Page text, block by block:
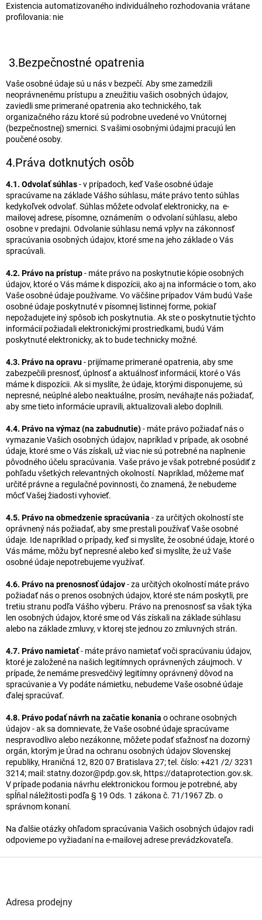
Existencia automatizovaného individuálneho rozhodovania vrátane
profilovania: nie
3.Bezpečnostné opatrenia
Vaše osobné údaje sú u nás v bezpečí. Aby sme zamedzili
neoprávnenému prístupu a zneužitiu vašich osobných údajov,
zaviedli sme primerané opatrenia ako technického, tak
organizačného rázu ktoré sú podrobne uvedené vo Vnútornej
(bezpečnostnej) smernici. S vašimi osobnými údajmi pracujú len
poučené osoby.
4.Práva dotknutých osôb
4.1. Odvolať súhlas- v prípadoch, keď Vaše osobné údaje
spracúvame na základe Vášho súhlasu, máte právo tento súhlas
kedykoľvek odvolať. Súhlas môžete odvolať elektronicky, na e-
mailovej adrese, písomne, oznámením o odvolaní súhlasu, alebo
osobne v predajni. Odvolanie súhlasu nemá vplyv na zákonnosť
spracúvania osobných údajov, ktoré sme na jeho základe o Vás
spracúvali.
4.2. Právo na prístup- máte právo na poskytnutie kópie osobných
údajov, ktoré o Vás máme k dispozícii, ako aj na informácie o tom, ako
Vaše osobné údaje používame. Vo väčšine prípadov Vám budú Vaše
osobné údaje poskytnuté v písomnej listinnej forme, pokiaľ
nepožadujete iný spôsob ich poskytnutia. Ak ste o poskytnutie týchto
informácií požiadali elektronickými prostriedkami, budú Vám
poskytnuté elektronicky, ak to bude technicky možné.
4.3. Právo na opravu- prijímame primerané opatrenia, aby sme
zabezpečili presnosť, úplnosť a aktuálnosť informácií, ktoré o Vás
máme k dispozícii. Ak si myslíte, že údaje, ktorými disponujeme, sú
nepresné, neúplné alebo neaktuálne, prosím, neváhajte nás požiadať,
aby sme tieto informácie upravili, aktualizovali alebo doplnili.
4.4. Právo na výmaz (na zabudnutie)- máte právo požiadať nás o
vymazanie Vašich osobných údajov, napríklad v prípade, ak osobné
údaje, ktoré sme o Vás získali, už viac nie sú potrebné na naplnenie
pôvodného účelu spracúvania. Vaše právo je však potrebné posúdiť z
pohľadu všetkých relevantných okolností. Napríklad, môžeme mať
určité právne a regulačné povinnosti, čo znamená, že nebudeme
môcť Vašej žiadosti vyhovieť.
4.5. Právo na obmedzenie spracúvania - za určitých okolností ste
oprávnený nás požiadať, aby sme prestali používať Vaše osobné
údaje. Ide napríklad o prípady, keď si myslíte, že osobné údaje, ktoré o
Vás máme, môžu byť nepresné alebo keď si myslíte, že už Vaše
osobné údaje nepotrebujeme využívať.
4.6. Právo na prenosnosť údajov- za určitých okolností máte právo
požiadať nás o prenos osobných údajov, ktoré ste nám poskytli, pre
tretiu stranu podľa Vášho výberu. Právo na prenosnosť sa však týka
len osobných údajov, ktoré sme od Vás získali na základe súhlasu
alebo na základe zmluvy, v ktorej ste jednou zo zmluvných strán.
4.7. Právo namietať- máte právo namietať voči spracúvaniu údajov,
ktoré je založené na našich legitímnych oprávnených záujmoch. V
prípade, že nemáme presvedčivý legitímny oprávnený dôvod na
spracúvanie a Vy podáte námietku, nebudeme Vaše osobné údaje
ďalej spracúvať.
4.8. Právo podať návrh na začatie konania o ochrane osobných
údajov - ak sa domnievate, že Vaše osobné údaje spracúvame
nespravodlivo alebo nezákonne, môžete podať sťažnosť na dozorný
orgán, ktorým je Úrad na ochranu osobných údajov Slovenskej
republiky, Hraničná 12, 820 07 Bratislava 27; tel. číslo: +421 /2/ 3231
3214; mail: statny.dozor@pdp.gov.sk, https://dataprotection.gov.sk.
V prípade podania návrhu elektronickou formou je potrebné, aby
spĺňal náležitosti podľa § 19 Ods. 1 zákona č. 71/1967 Zb. o
správnom konaní.
Na ďalšie otázky ohľadom spracúvania Vašich osobných údajov radi
odpovieme po vyžiadaní na e-mailovej adrese prevádzkovateľa.
Adresa prodejny